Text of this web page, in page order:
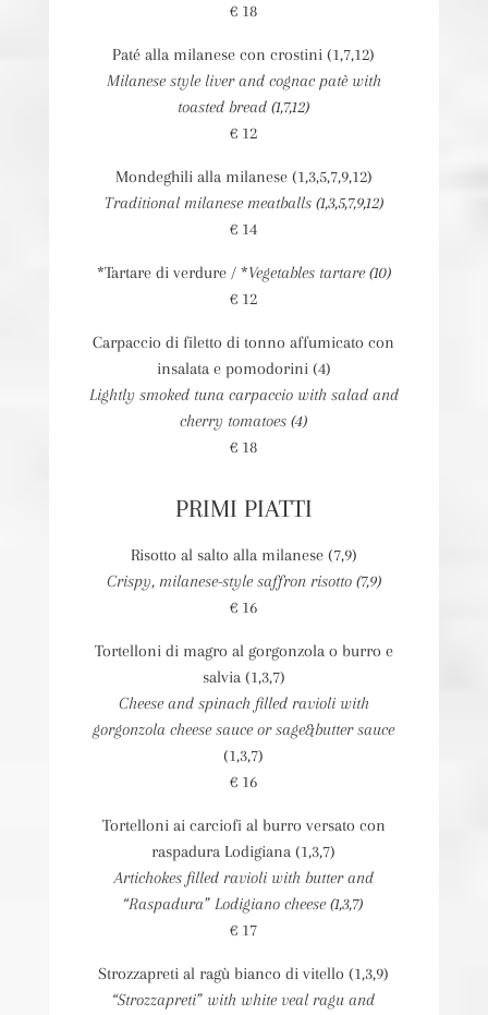
€ 18
Paté alla milanese con crostini (1,7,12)
Milanese style liver and cognac patè with
toasted bread (1,7,12)
€ 12
Mondeghili alla milanese (1,3,5,7,9,12)
Traditional milanese meatballs (1,3,5,7,9,12)
€ 14
*Tartare di verdure / *Vegetables tartare (10)
€ 12
Carpaccio di filetto di tonno affumicato con
insalata e pomodorini (4)
Lightly smoked tuna carpaccio with salad and
cherry tomatoes (4)
€ 18
PRIMI PIATTI
Risotto al salto alla milanese (7,9)
Crispy, milanese-style saffron risotto (7,9)
€ 16
Tortelloni di magro al gorgonzola o burro e
salvia (1,3,7)
Cheese and spinach filled ravioli with
gorgonzola cheese sauce or sage&butter sauce
(1,3,7)
€ 16
Tortelloni ai carciofi al burro versato con
raspadura Lodigiana (1,3,7)
Artichokes filled ravioli with butter and
“Raspadura” Lodigiano cheese (1,3,7)
€ 17
Strozzapreti al ragù bianco di vitello (1,3,9)
“Strozzapreti” with white veal ragu and